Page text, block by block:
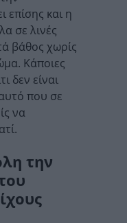
επίσης και η
σε λινές
βάθος χωρίς
Κάποιες
δεν είναι
που σε
να
την